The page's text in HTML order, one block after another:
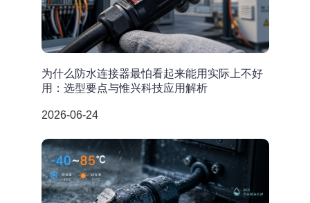
为什么防水连接器最怕看起来能用实际上不好
用：选型要点与惟兴科技应用解析
2026-06-24